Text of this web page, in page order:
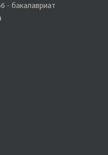
- бакалавриат